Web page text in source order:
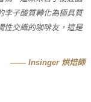
李子酸質轉化為極具質
性交織的咖啡友，這是
—— Insinger 烘焙師